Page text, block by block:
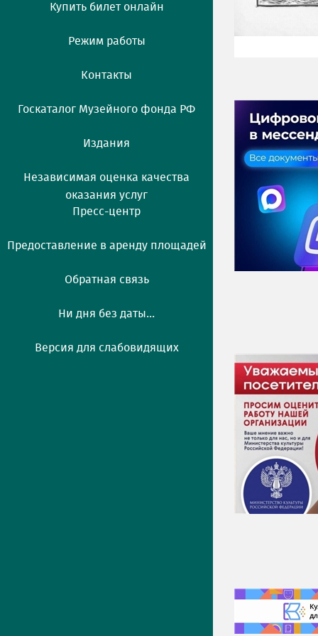
Купить билет онлайн
Режим работы
Контакты
Госкаталог Музейного фонда РФ
Издания
Независимая оценка качества
оказания услуг
Пресс-центр
Предоставление в аренду площадей
Обратная связь
Ни дня без даты...
Версия для слабовидящих